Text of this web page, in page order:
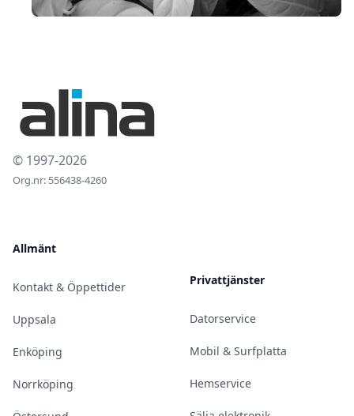
© 1997-2026
Org.nr: 556438-4260
Allmänt
Kontakt & Öppettider
Uppsala
Enköping
Norrköping
Privattjänster
Datorservice
Mobil & Surfplatta
Hemservice